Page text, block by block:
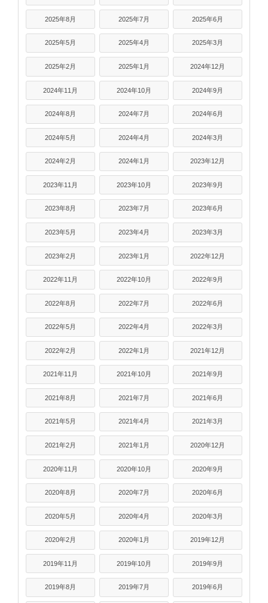
2025年8月 2025年7月 2025年6月
2025年5月 2025年4月 2025年3月
2025年2月 2025年1月 2024年12月
2024年11月 2024年10月 2024年9月
2024年8月 2024年7月 2024年6月
2024年5月 2024年4月 2024年3月
2024年2月 2024年1月 2023年12月
2023年11月 2023年10月 2023年9月
2023年8月 2023年7月 2023年6月
2023年5月 2023年4月 2023年3月
2023年2月 2023年1月 2022年12月
2022年11月 2022年10月 2022年9月
2022年8月 2022年7月 2022年6月
2022年5月 2022年4月 2022年3月
2022年2月 2022年1月 2021年12月
2021年11月 2021年10月 2021年9月
2021年8月 2021年7月 2021年6月
2021年5月 2021年4月 2021年3月
2021年2月 2021年1月 2020年12月
2020年11月 2020年10月 2020年9月
2020年8月 2020年7月 2020年6月
2020年5月 2020年4月 2020年3月
2020年2月 2020年1月 2019年12月
2019年11月 2019年10月 2019年9月
2019年8月 2019年7月 2019年6月